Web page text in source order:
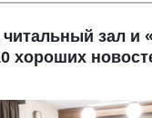
зал и
хороших